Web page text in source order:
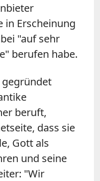
in Erscheinung
"auf sehr
berufen habe.
gegründet
beruft,
dass sie
Gott als
und seine
"Wir